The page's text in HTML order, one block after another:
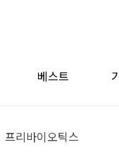
베스트
프리바이오틱스